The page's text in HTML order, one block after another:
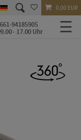
0,00 EUR
☰